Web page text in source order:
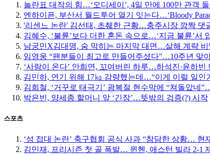
놀란표 대작의 힘…‘오디세이’, 4일 만에 100만 관객
엔하이픈, 부산서 월드투어 열기 잇는다…‘Bloody
'리센느 논란' 김선태, 초췌한 근황…충주시장 깜짝 댓
김혜수, ‘불륜’보다 더한 혼돈 속으로…‘지금 불륜’서
남궁민X김대명, 숨 막히는 마지막 대면…살해 계략
임영웅 “팬분들이 최고로 만들어주셨다”…10주년 맞
‘사랑이 온다’ 안희연, 꼬여버린 하루…하석진·윤하빈
김민하, 연기 위해 17㎏ 감량했는데…“이게 이럴 일인
김희철, ‘거꾸로 태극기’ 광복절 현수막에 “쳐돌았네
박은빈, 양세종 할머니 앞 ‘긴장’…뜻밖의 검증(?) 시작
스포츠
‘성 접대 논란’ 축구협회 공식 사과 “참담한 상황… 현
김민재, 프리시즌 첫 골 폭발… 뮌헨, 애스턴 빌라 2-1